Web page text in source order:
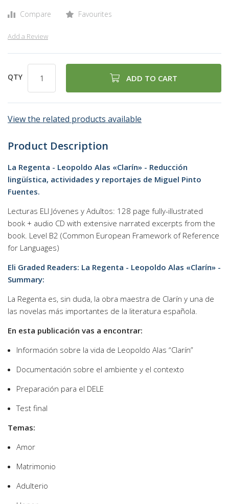
Compare Favourites
Add a Review
QTY ADD TO CART
View the related products available
Product Description
La Regenta - Leopoldo Alas «Clarín» - Reducción
lingüística, actividades y reportajes de Miguel Pinto
Fuentes.
Lecturas ELI Jóvenes y Adultos: 128 page fully-illustrated
book + audio CD with extensive narrated excerpts from the
book. Level B2 (Common European Framework of Reference
for Languages)
Eli Graded Readers: La Regenta - Leopoldo Alas «Clarín» -
Summary:
La Regenta es, sin duda, la obra maestra de Clarín y una de
las novelas más importantes de la literatura española.
En esta publicación vas a encontrar:
Información sobre la vida de Leopoldo Alas “Clarín”
Documentación sobre el ambiente y el contexto
Preparación para el DELE
Test final
Temas:
Amor
Matrimonio
Adulterio